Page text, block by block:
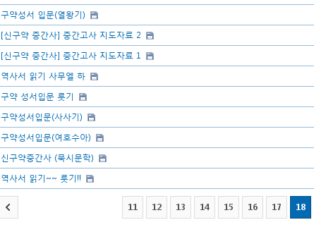
구약성서 입문(열왕기)
[신구약 중간사] 중간고사 지도자료 2
[신구약 중간사] 중간고사 지도자료 1
역사서 읽기 사무엘 하
구약 성서입문 룻기
구약성서입문(사사기)
구약성서입문(여호수아)
신구약중간사 (묵시문학)
역사서 읽기~~ 룻기!!
11 12 13 14 15 16 17 18